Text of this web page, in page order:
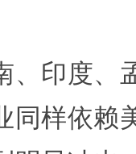
、印度、
同样依赖